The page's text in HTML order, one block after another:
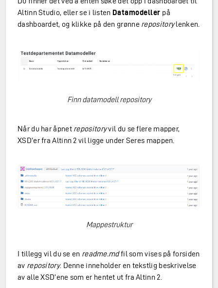
Altinn Studio, eller se i listen Datamodeller på
dashboardet, og klikke på den grønne repositorylenken.
Finn datamodell repository
Når du har åpnet repositoryvil du se flere mapper,
XSD’er fra Altinn 2 vil ligge under Seres mappen.
Mappestruktur
I tillegg vil du se en readme.mdfil som vises på forsiden
av repository. Denne inneholder en tekstlig beskrivelse
av alle XSD’ene som er hentet ut fra Altinn 2.